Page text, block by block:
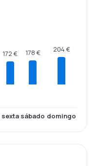
172 €
sexta
178 €
sábado
204 €
domingo